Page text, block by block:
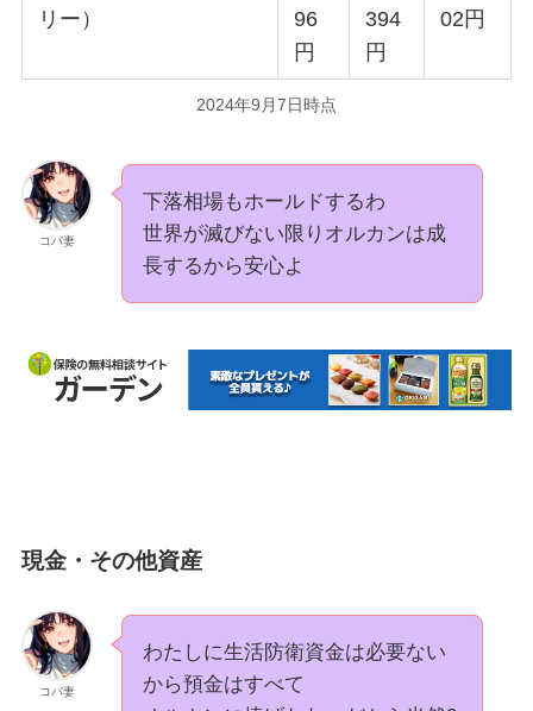
リー）
96
円
394
円
02円
2024年9月7日時点
コバ妻
下落相場もホールドするわ
世界が滅びない限りオルカンは成
長するから安心よ
現金・その他資産
コバ妻
わたしに生活防衛資金は必要ない
から預金はすべて